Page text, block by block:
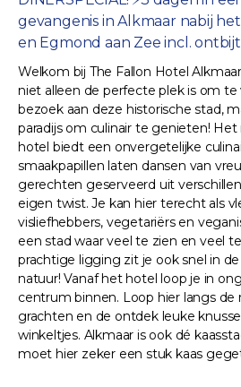
gevangenis in Alkmaar nabij
en Egmond aan Zee incl.
Welkom bij The Fallon Hotel
niet alleen de perfecte plek is om te
bezoek aan deze historische stad,
paradijs om culinair te genieten!
hotel biedt een onvergetelijke
smaakpapillen laten dansen van
gerechten geserveerd uit
eigen twist. Je kan hier terecht als
visliefhebbers, vegetariërs en
een stad waar veel te zien en veel
prachtige ligging zit je ook snel in
natuur! Vanaf het hotel loop je in
centrum binnen. Loop hier langs
grachten en de ontdek leuke
winkeltjes. Alkmaar is ook dé
moet hier zeker een stuk kaas